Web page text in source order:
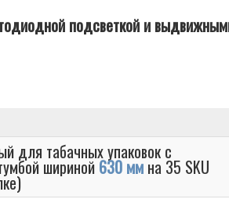
подсветкой и
для табачных упаковок с
шириной630 мм на 35 SKU